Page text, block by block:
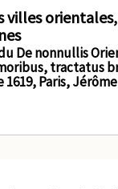
villes
De nonnullis
tractatus
Paris,